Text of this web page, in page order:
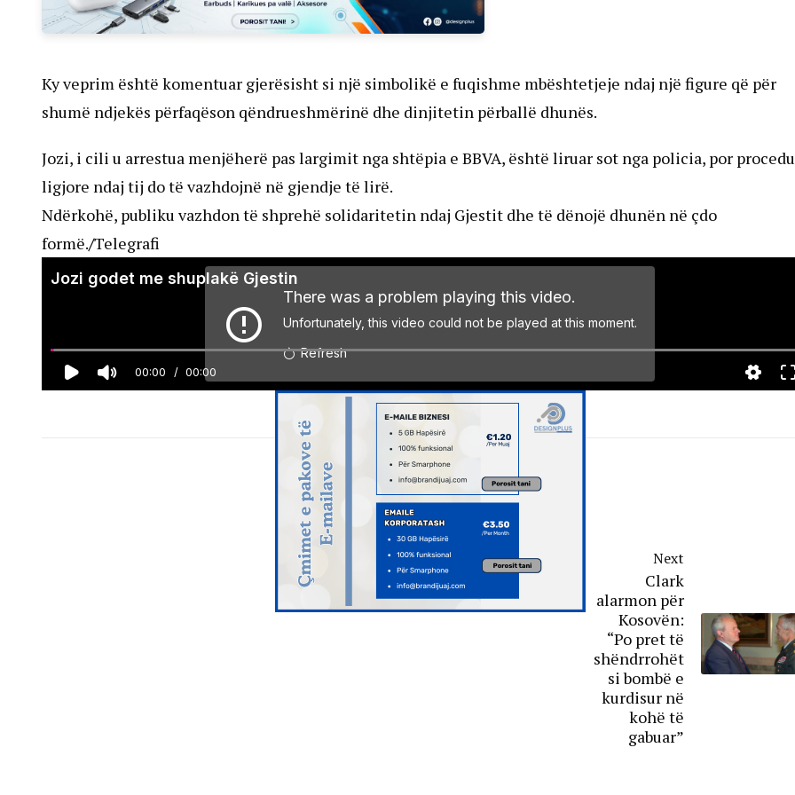
Ky veprim është komentuar gjerësisht si një simbolikë e fuqishme mbështetjeje ndaj një figure që për
shumë ndjekës përfaqëson qëndrueshmërinë dhe dinjitetin përballë dhunës.
Jozi, i cili u arrestua menjëherë pas largimit nga shtëpia e BBVA, është liruar sot nga policia, por
ligjore ndaj tij do të vazhdojnë në gjendje të lirë.
Ndërkohë, publiku vazhdon të shprehë solidaritetin ndaj Gjestit dhe të dënojë dhunën në çdo
formë./Telegrafi
Next
Clark
alarmon për
Kosovën:
“Po pret të
shëndrrohët
si bombë e
kurdisur në
kohë të
gabuar”